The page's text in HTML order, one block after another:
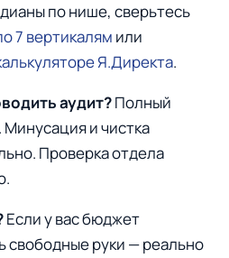
по нише, сверьтесь
7 вертикалям или
Я.Директа.
аудит?Полный
Минусация и чистка
Проверка отдела
Если у вас бюджет
свободные руки — реально